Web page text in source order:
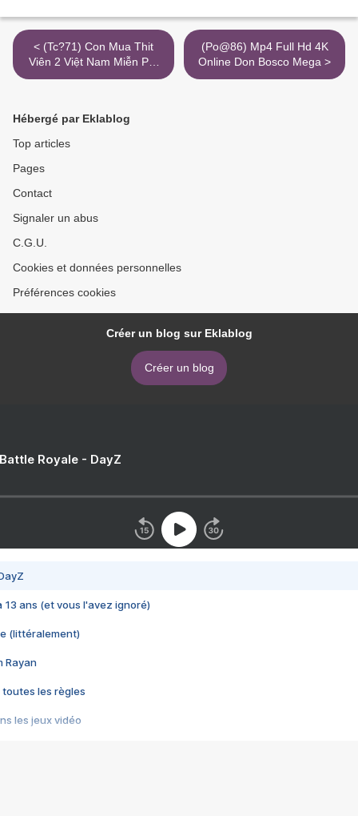
< (Tc?71) Con Mua Thit
Viên 2 Việt Nam Miễn Phí
1080P Mkv 24Hphim
(Po@86) Mp4 Full Hd 4K
Online Don Bosco Mega >
Hébergé par Eklablog
Top articles
Pages
Contact
Signaler un abus
C.G.U.
Cookies et données personnelles
Préférences cookies
Créer un blog sur Eklablog
Créer un blog
Royale - DayZ
13 ans (et vous l'avez ignoré)
(littéralement)
Rayan
toutes les règles
les jeux vidéo